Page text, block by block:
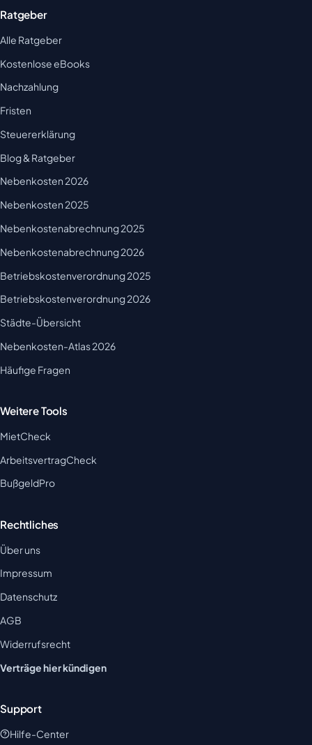
Ratgeber
Alle Ratgeber
Kostenlose eBooks
Nachzahlung
Fristen
Steuererklärung
Blog & Ratgeber
Nebenkosten 2026
Nebenkosten 2025
Nebenkostenabrechnung 2025
Nebenkostenabrechnung 2026
Betriebskostenverordnung 2025
Betriebskostenverordnung 2026
Städte-Übersicht
Nebenkosten-Atlas 2026
Häufige Fragen
Weitere Tools
MietCheck
ArbeitsvertragCheck
BußgeldPro
Rechtliches
Über uns
Impressum
Datenschutz
AGB
Widerrufsrecht
Verträge hier kündigen
Support
Hilfe-Center